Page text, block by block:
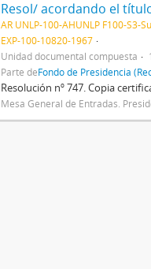
AR UNLP-100-AHUNLP F100-S3-
EXP-100-10820-1967
Unidad documental compuesta
Parte deFondo de Presidencia
Resolución nº 747. Copia
Mesa General de Entradas.